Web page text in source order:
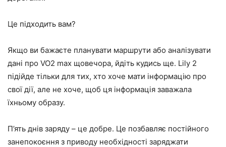
Це підходить вам?
Якщо ви бажаєте планувати маршрути або аналізувати
дані про VO2 max щовечора, йдіть кудись ще. Lily 2
підійде тільки для тих, хто хоче мати інформацію про
свої дії, але не хоче, щоб ця інформація заважала
їхньому образу.
П’ять днів заряду – це добре. Це позбавляє постійного
занепокоєння з приводу необхідності заряджати